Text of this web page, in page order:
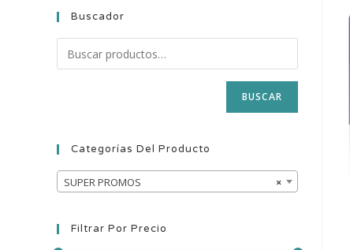
Buscador
BUSCAR
Categorías Del Producto
×
SUPER PROMOS
Filtrar Por Precio